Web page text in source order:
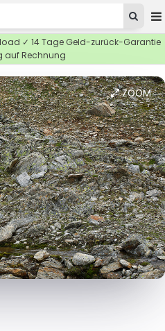
✓ 14 Tage Geld-zurück-Garantie
auf Rechnung
ZOOM